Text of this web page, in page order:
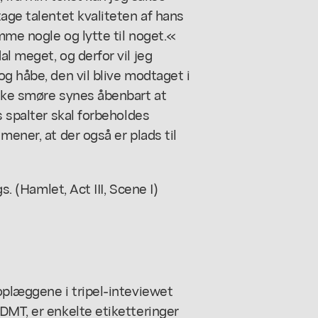
talentet kvaliteten af hans
nogle og lytte til noget.«
meget, og derfor vil jeg
håbe, den vil blive modtaget i
smøre synes åbenbart at
spalter skal forbeholdes
at der også er plads til
(Hamlet, Act III, Scene I)
i tripel-inteviewet
er enkelte etiketteringer